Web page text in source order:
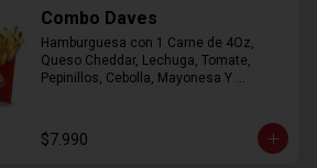
Combo Daves
Hamburguesa con 1 Carne de 4Oz,
Queso Cheddar, Lechuga, Tomate,
Pepinillos, Cebolla, Mayonesa Y
$7.990